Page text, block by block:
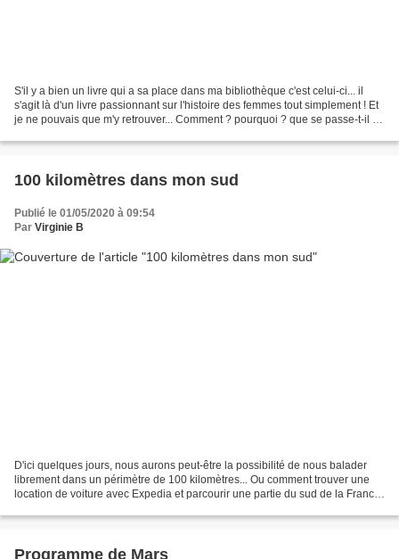
S'il y a bien un livre qui a sa place dans ma bibliothèque c'est celui-ci... il
s'agit là d'un livre passionnant sur l'histoire des femmes tout simplement ! Et
je ne pouvais que m'y retrouver... Comment ? pourquoi ? que se passe-t-il ?
100 kilomètres dans mon sud
Publié le 01/05/2020 à 09:54
Par Virginie B
D'ici quelques jours, nous aurons peut-être la possibilité de nous balader
librement dans un périmètre de 100 kilomètres... Ou comment trouver une
location de voiture avec Expedia et parcourir une partie du sud de la France
Programme de Mars